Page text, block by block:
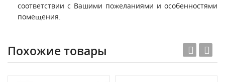
соответствии с Вашими пожеланиями и особенностями
помещения.
Похожие товары